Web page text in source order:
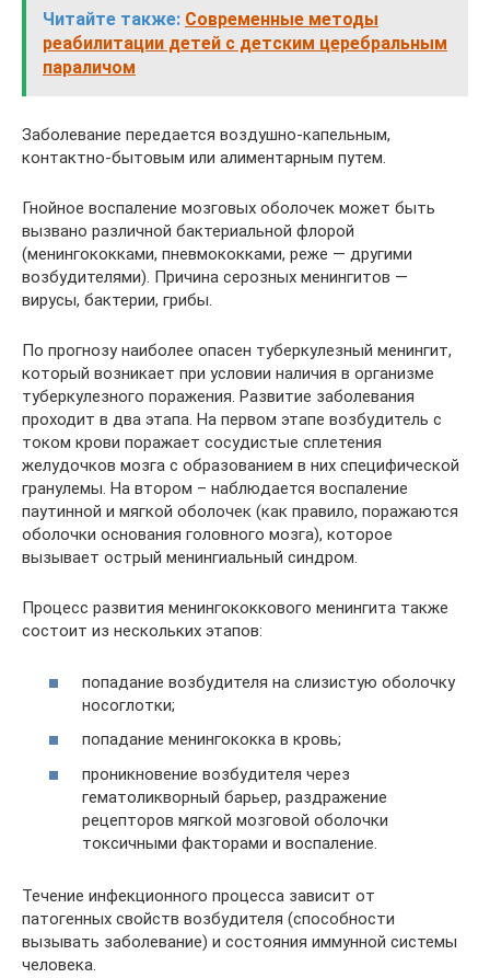
Читайте также: Современные методы
реабилитации детей с детским церебральным
параличом
Заболевание передается воздушно-капельным,
контактно-бытовым или алиментарным путем.
Гнойное воспаление мозговых оболочек может быть
вызвано различной бактериальной флорой
(менингококками, пневмококками, реже — другими
возбудителями). Причина серозных менингитов —
вирусы, бактерии, грибы.
По прогнозу наиболее опасен туберкулезный менингит,
который возникает при условии наличия в организме
туберкулезного поражения. Развитие заболевания
проходит в два этапа. На первом этапе возбудитель с
током крови поражает сосудистые сплетения
желудочков мозга с образованием в них специфической
гранулемы. На втором – наблюдается воспаление
паутинной и мягкой оболочек (как правило, поражаются
оболочки основания головного мозга), которое
вызывает острый менингиальный синдром.
Процесс развития менингококкового менингита также
состоит из нескольких этапов:
попадание возбудителя на слизистую оболочку
носоглотки;
попадание менингококка в кровь;
проникновение возбудителя через
гематоликворный барьер, раздражение
рецепторов мягкой мозговой оболочки
токсичными факторами и воспаление.
Течение инфекционного процесса зависит от
патогенных свойств возбудителя (способности
вызывать заболевание) и состояния иммунной системы
человека.